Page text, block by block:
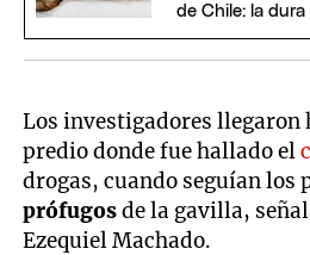
de Chile: la dura
Los investigadores llegaron
predio donde fue hallado el
drogas, cuando seguían los
prófugosde la gavilla,
Ezequiel Machado.